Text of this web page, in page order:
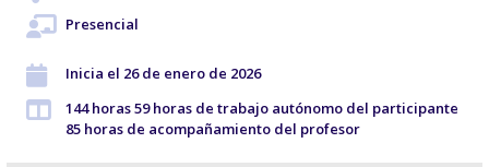
Presencial
Inicia el 26 de enero de 2026
144 horas 59 horas de trabajo autónomo del participante
85 horas de acompañamiento del profesor